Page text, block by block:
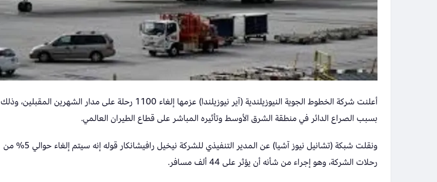
أعلنت شركة الخطوط الجوية النيوزيلندية (آير نيوزيلندا) عزمها إلغاء 1100 رحلة على مدار الشهرين المقبلين، وذلك
بسبب الصراع الدائر في منطقة الشرق الأوسط وتأثيره المباشر على قطاع الطيران العالمي.
ونقلت شبكة (تشانيل نيوز آشيا) عن المدير التنفيذي للشركة نيخيل رافيشانكار قوله إنه سيتم إلغاء حوالي 5% من
رحلات الشركة، وهو إجراء من شأنه أن يؤثر على 44 ألف مسافر.